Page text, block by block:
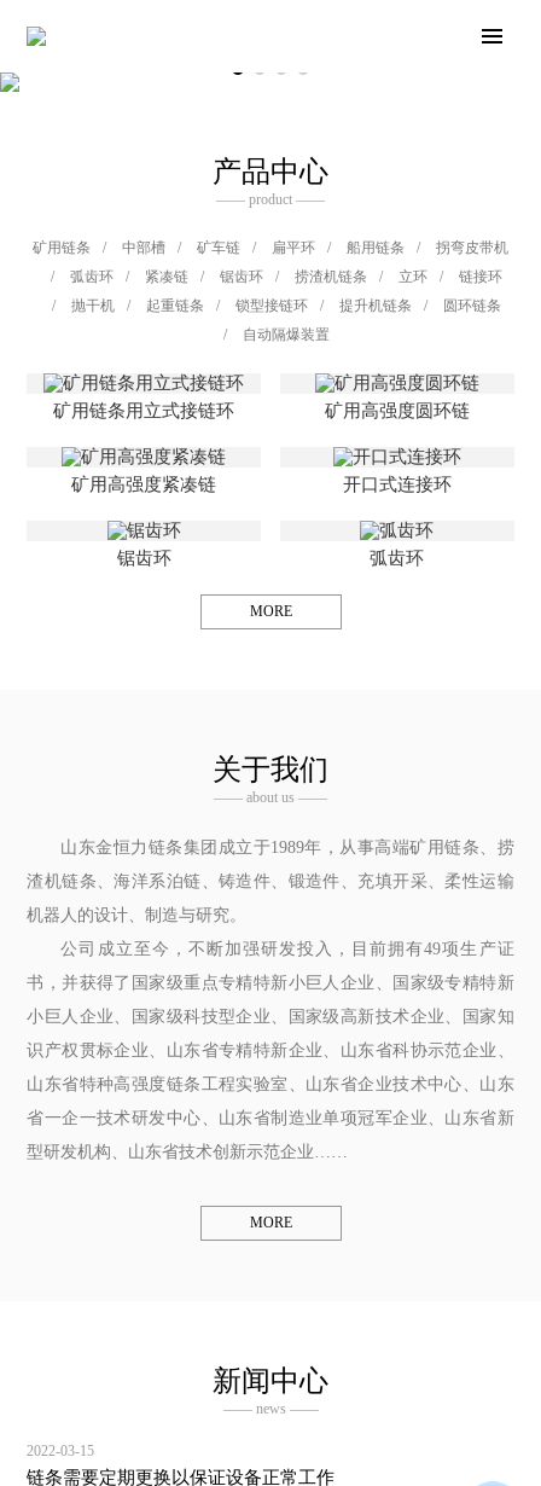
产品中心
—— product ——
矿用链条 / 中部槽 / 矿车链 / 扁平环 / 船用链条 /
拐弯皮带机
/
弧齿环 / 紧凑链 / 锯齿环 / 捞渣机链条 / 立环 /
链接环
/
抛干机 / 起重链条 / 锁型接链环 / 提升机链条 /
圆环链条
/
自动隔爆装置
矿用链条用立式接链环 矿用高强度圆环链
矿用高强度紧凑链 开口式连接环
锯齿环 弧齿环
MORE
关于我们
—— about us ——
山东金恒力链条集团成立于1989年，从事高端矿用链条、捞
渣机链条、海洋系泊链、铸造件、锻造件、充填开采、柔性运输
机器人的设计、制造与研究。
公司成立至今，不断加强研发投入，目前拥有49项生产证
书，并获得了国家级重点专精特新小巨人企业、国家级专精特新
小巨人企业、国家级科技型企业、国家级高新技术企业、国家知
识产权贯标企业、山东省专精特新企业、山东省科协示范企业、
山东省特种高强度链条工程实验室、山东省企业技术中心、山东
省一企一技术研发中心、山东省制造业单项冠军企业、山东省新
型研发机构、山东省技术创新示范企业……
MORE
新闻中心
—— news ——
2022-03-15
链条需要定期更换以保证设备正常工作